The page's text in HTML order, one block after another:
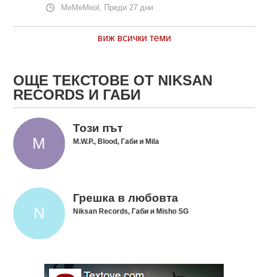
MeMeMeol, Преди 27 дни
виж всички теми
ОЩЕ ТЕКСТОВЕ ОТ NIKSAN
RECORDS И ГАБИ
Този път
M.W.P., Blood, Габи и Mila
Грешка в любовта
Niksan Records, Габи и Misho SG